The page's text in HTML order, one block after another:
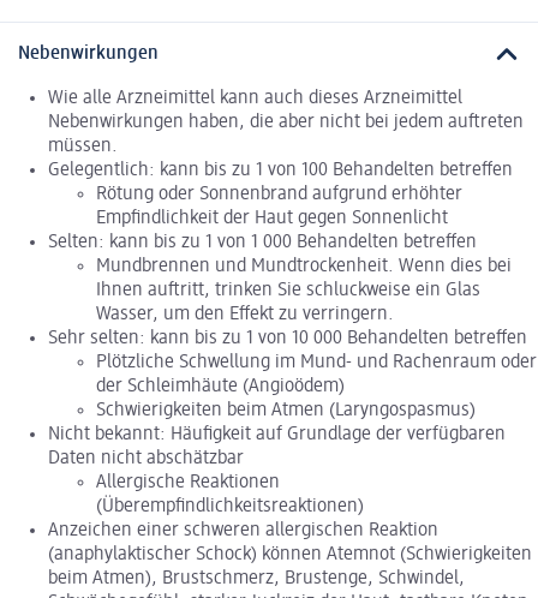
Nebenwirkungen
Wie alle Arzneimittel kann auch dieses Arzneimittel
Nebenwirkungen haben, die aber nicht bei jedem auftreten
müssen.
Gelegentlich: kann bis zu 1 von 100 Behandelten betreffen
Rötung oder Sonnenbrand aufgrund erhöhter
Empfindlichkeit der Haut gegen Sonnenlicht
Selten: kann bis zu 1 von 1 000 Behandelten betreffen
Mundbrennen und Mundtrockenheit. Wenn dies bei
Ihnen auftritt, trinken Sie schluckweise ein Glas
Wasser, um den Effekt zu verringern.
Sehr selten: kann bis zu 1 von 10 000 Behandelten betreffen
Plötzliche Schwellung im Mund- und Rachenraum oder
der Schleimhäute (Angioödem)
Schwierigkeiten beim Atmen (Laryngospasmus)
Nicht bekannt: Häufigkeit auf Grundlage der verfügbaren
Daten nicht abschätzbar
Allergische Reaktionen
(Überempfindlichkeitsreaktionen)
Anzeichen einer schweren allergischen Reaktion
(anaphylaktischer Schock) können Atemnot (Schwierigkeiten
beim Atmen), Brustschmerz, Brustenge, Schwindel,